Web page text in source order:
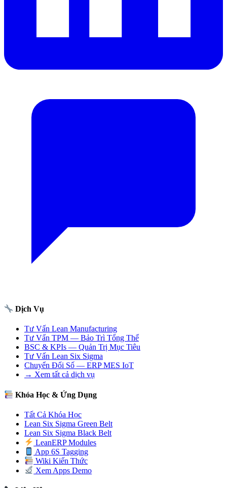
Dịch Vụ
Tư Vấn Lean Manufacturing
Tư Vấn TPM — Bảo Trì Tổng Thể
BSC & KPIs — Quản Trị Mục Tiêu
Tư Vấn Lean Six Sigma
Chuyển Đổi Số — ERP MES IoT
→ Xem tất cả dịch vụ
Khóa Học & Ứng Dụng
Tất Cả Khóa Học
Lean Six Sigma Green Belt
Lean Six Sigma Black Belt
LeanERP Modules
App 6S Tagging
Wiki Kiến Thức
Xem Apps Demo